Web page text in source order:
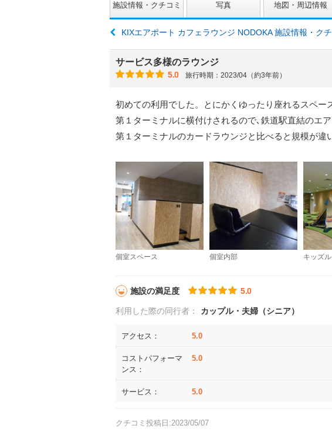
施設情報・クチコミ 写真 地図・周辺情報
KIXエアポート カフェラウンジ NODOKA 施設情報・ク
サービス多様のラウンジ
5.0 旅行時期：2023/04（約3年前）
初めての利用でした。とにかくゆったり座れるスペー
第１ターミナルに横付けされるので､鉄道駅直結のエ
第１ターミナルのカードラウンジと比べると規模が違
個室スペース 個室内部 キッズ
施設の満足度 5.0
利用した際の同行者： カップル・夫婦（シニア）
アクセス： 5.0
コストパフォーマ
ンス：
5.0
サービス： 5.0
クチコミ投稿日:2023/05/07